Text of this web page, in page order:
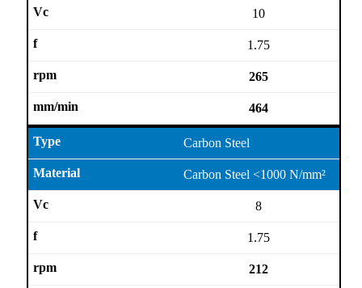
10
1.75
265
464
Carbon Steel
Carbon Steel <1000 N/mm²
8
1.75
212